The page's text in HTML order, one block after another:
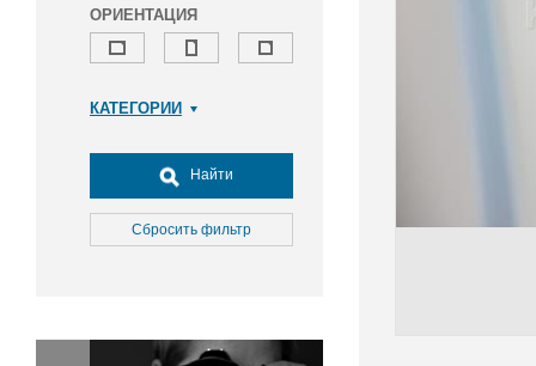
ОРИЕНТАЦИЯ
КАТЕГОРИИ
Досуг, туризм и отдых
Культура
Медицина
Окружающая среда
Найти
Сбросить фильтр